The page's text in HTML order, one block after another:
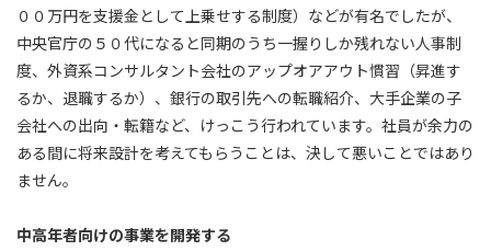
００万円を支援金として上乗せする制度）などが有名でしたが、
中央官庁の５０代になると同期のうち一握りしか残れない人事制
度、外資系コンサルタント会社のアップオアアウト慣習（昇進す
るか、退職するか）、銀行の取引先への転職紹介、大手企業の子
会社への出向・転籍など、けっこう行われています。社員が余力の
ある間に将来設計を考えてもらうことは、決して悪いことではあり
ません。
中高年者向けの事業を開発する